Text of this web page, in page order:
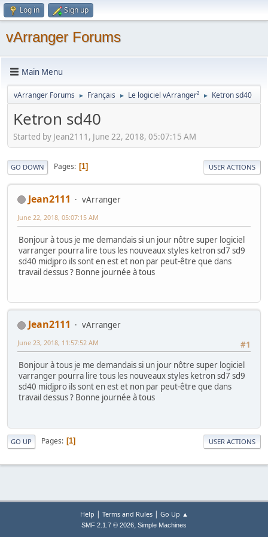
Log in Sign up
vArranger Forums
Main Menu
vArranger Forums ► Français ► Le logiciel vArranger² ► Ketron sd40
Ketron sd40
Started by Jean2111, June 22, 2018, 05:07:15 AM
GO DOWN Pages 1 USER ACTIONS
Jean2111 vArranger
June 22, 2018, 05:07:15 AM
Bonjour à tous je me demandais si un jour nôtre super logiciel
varranger pourra lire tous les nouveaux styles ketron sd7 sd9
sd40 midjpro ils sont en est et non par peut-être que dans
travail dessus ? Bonne journée à tous
Jean2111
vArranger
#1
June 23, 2018, 11:57:52 AM
Bonjour à tous je me demandais si un jour nôtre super logiciel
varranger pourra lire tous les nouveaux styles ketron sd7 sd9
sd40 midjpro ils sont en est et non par peut-être que dans
travail dessus ? Bonne journée à tous
GO UP Pages 1 USER ACTIONS
Help | Terms and Rules| Go Up ▲
SMF 2.1.7 © 2026, Simple Machines